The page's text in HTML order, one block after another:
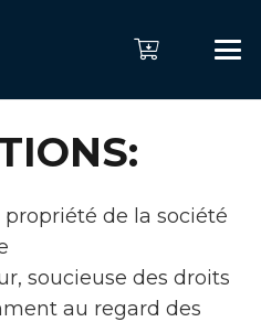
de la société
soucieuse des droits
au regard des